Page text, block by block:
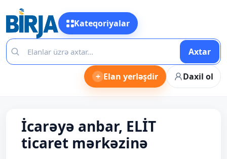
Kateqoriyalar
Axtar
+ Elan yerləşdir Daxil ol
İcarəyə anbar, ELİT
ticaret mərkəzinə